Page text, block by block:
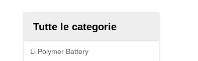
Tutte le categorie
Li Polymer Battery